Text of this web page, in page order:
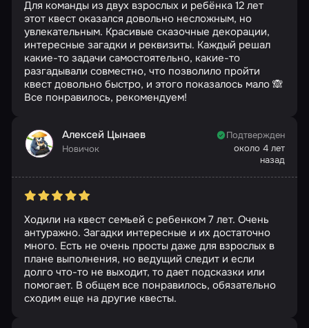
Для команды из двух взрослых и ребёнка 12 лет
этот квест оказался довольно несложным, но
увлекательным. Красивые сказочные декорации,
интересные загадки и реквизиты. Каждый решал
какие-то задачи самостоятельно, какие-то
разгадывали совместно, что позволило пройти
квест довольно быстро, и этого показалось мало 🙈
Все понравилось, рекомендуем!
Алексей Цынаев
Новичок
Подтвержден
около 4 лет
назад
Ходили на квест семьей с ребенком 7 лет. Очень
антуражно. Загадки интересные и их достаточно
много. Есть не очень просты даже для взрослых в
плане выполнения, но ведущий следит и если
долго что-то не выходит, то дает подсказки или
помогает. В общем все понравилось, обязательно
сходим еще на другие квесты.